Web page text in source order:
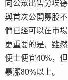
向公眾出售勞埃
與首次公開募股
們已經可以在市
更重要的是，雖
便士便宜40%，
暴漲80%以上。